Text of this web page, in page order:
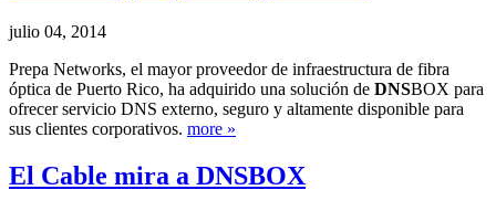
julio 04, 2014
Prepa Networks, el mayor proveedor de infraestructura de fibra
óptica de Puerto Rico, ha adquirido una solución de DNSBOX para
ofrecer servicio DNS externo, seguro y altamente disponible para
sus clientes corporativos. more »
El Cable mira a DNSBOX